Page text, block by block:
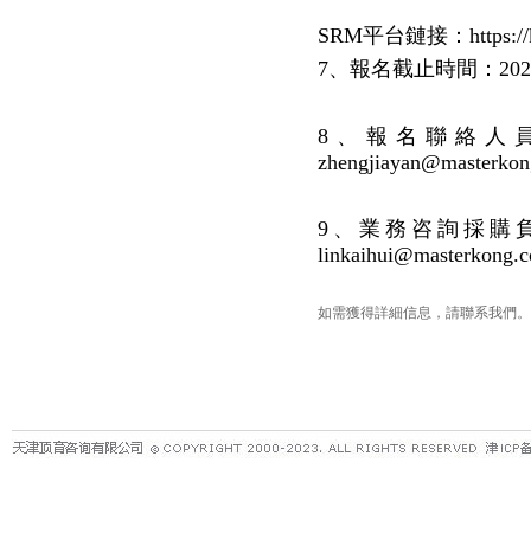
SRM平台鏈接：
7、報名截止時間：
8、報名聯絡人員
9、業務咨詢採購
如需獲得詳細信息，請聯系我們。